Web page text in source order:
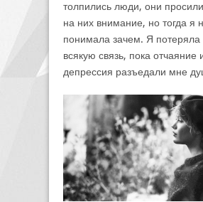
толпились люди, они
на них внимание, но тогда я
понимала зачем. Я потеряла
всякую связь, пока отчаяние
депрессия разъедали мне